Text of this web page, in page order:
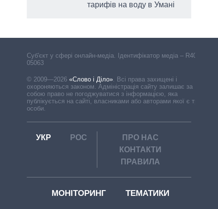
тарифів на воду в Умані
Cуб'єкт у сфері онлайн-медіа. Ідентифікатор медіа – R40-
05063
© 2009—2026 «Слово і Діло». Всі права захищені і
охороняються законом. Адміністрація сайту залишає за
собою право не погоджуватися з інформацією, яка
публікується на сайті, власниками або авторами якої є треті
особи.
УКР РОС
ПРО НАС
КОНТАКТИ
ПРАВИЛА
МОНІТОРИНГ ТЕМАТИКИ